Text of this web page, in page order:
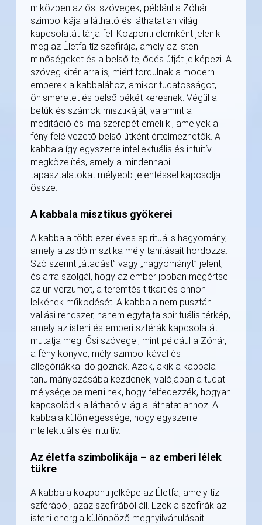
miközben az ősi szövegek, például a Zóhár
szimbolikája a látható és láthatatlan világ
kapcsolatát tárja fel. Központi elemként jelenik
meg az Életfa tíz szefirája, amely az isteni
minőségeket és a belső fejlődés útját jelképezi. A
szöveg kitér arra is, miért fordulnak a modern
emberek a kabbalához, amikor tudatosságot,
önismeretet és belső békét keresnek. Végül a
betűk és számok misztikáját, valamint a
meditáció és ima szerepét emeli ki, amelyek a
fény felé vezető belső útként értelmezhetők. A
kabbala így egyszerre intellektuális és intuitív
megközelítés, amely a mindennapi
tapasztalatokat mélyebb jelentéssel kapcsolja
össze.
A kabbala misztikus gyökerei
A kabbala több ezer éves spirituális hagyomány,
amely a zsidó misztika mély tanításait hordozza.
Szó szerint „átadást” vagy „hagyományt” jelent,
és arra szolgál, hogy az ember jobban megértse
az univerzumot, a teremtés titkait és önnön
lelkének működését. A kabbala nem pusztán
vallási rendszer, hanem egyfajta spirituális térkép,
amely az isteni és emberi szférák kapcsolatát
mutatja meg. Ősi szövegei, mint például a Zóhár,
a fény könyve, mély szimbolikával és
allegóriákkal dolgoznak. Azok, akik a kabbala
tanulmányozásába kezdenek, valójában a tudat
mélységeibe merülnek, hogy felfedezzék, hogyan
kapcsolódik a látható világ a láthatatlanhoz. A
kabbala különlegessége, hogy egyszerre
intellektuális és intuitív.
Az életfa szimbolikája – az emberi lélek
tükre
A kabbala központi jelképe az Életfa, amely tíz
szférából, azaz szefirából áll. Ezek a szefirák az
isteni energia különböző megnyilvánulásait